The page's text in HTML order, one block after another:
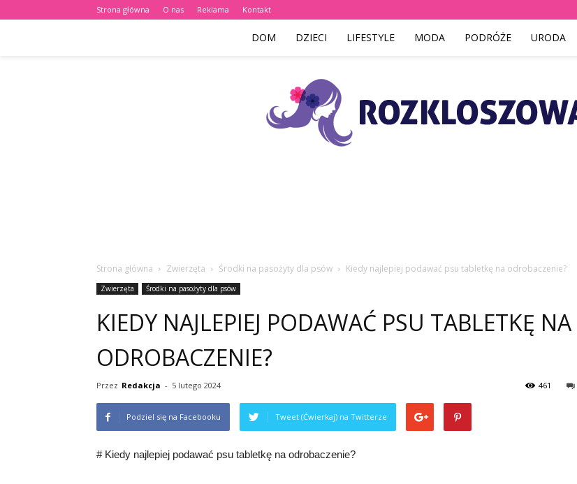
Strona główna O nas Reklama Kontakt
DOM DZIECI LIFESTYLE MODA PODRÓŻE URODA
Strona główna Zwierzęta Środki na pasożyty dla psów Kiedy najlepiej podawać psu tabletkę na odrobaczenie?
Zwierzęta Środki na pasożyty dla psów
KIEDY NAJLEPIEJ PODAWAĆ PSU TABLETKĘ NA
ODROBACZENIE?
Przez Redakcja - 5 lutego 2024 461
Podziel się na Facebooku Tweet (Ćwierkaj) na Twitterze
# Kiedy najlepiej podawać psu tabletkę na odrobaczenie?